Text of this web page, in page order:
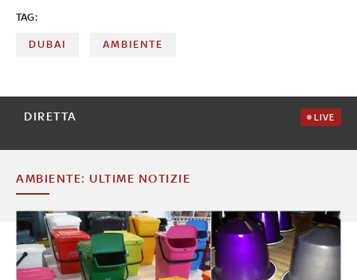
130 gli ospedali a rischio chiusura entro il 2100
TAG:
DUBAI AMBIENTE
DIRETTA LIVE
AMBIENTE: ULTIME NOTIZIE